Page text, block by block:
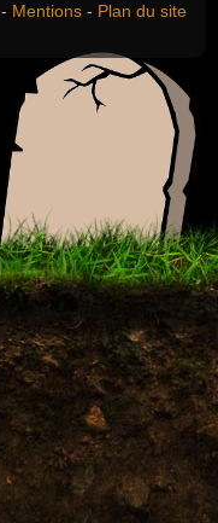
- Mentions - Plan du site